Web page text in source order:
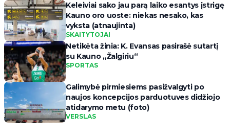
Keleiviai sako jau parą laiko esantys įstrigę
Kauno oro uoste: niekas nesako, kas
vyksta (atnaujinta)
SKAITYTOJAI
Netikėta žinia: K. Evansas pasirašė sutartį
su Kauno „Žalgiriu“
SPORTAS
Galimybė pirmiesiems pasižvalgyti po
naujos koncepcijos parduotuves didžiojo
atidarymo metu (foto)
VERSLAS